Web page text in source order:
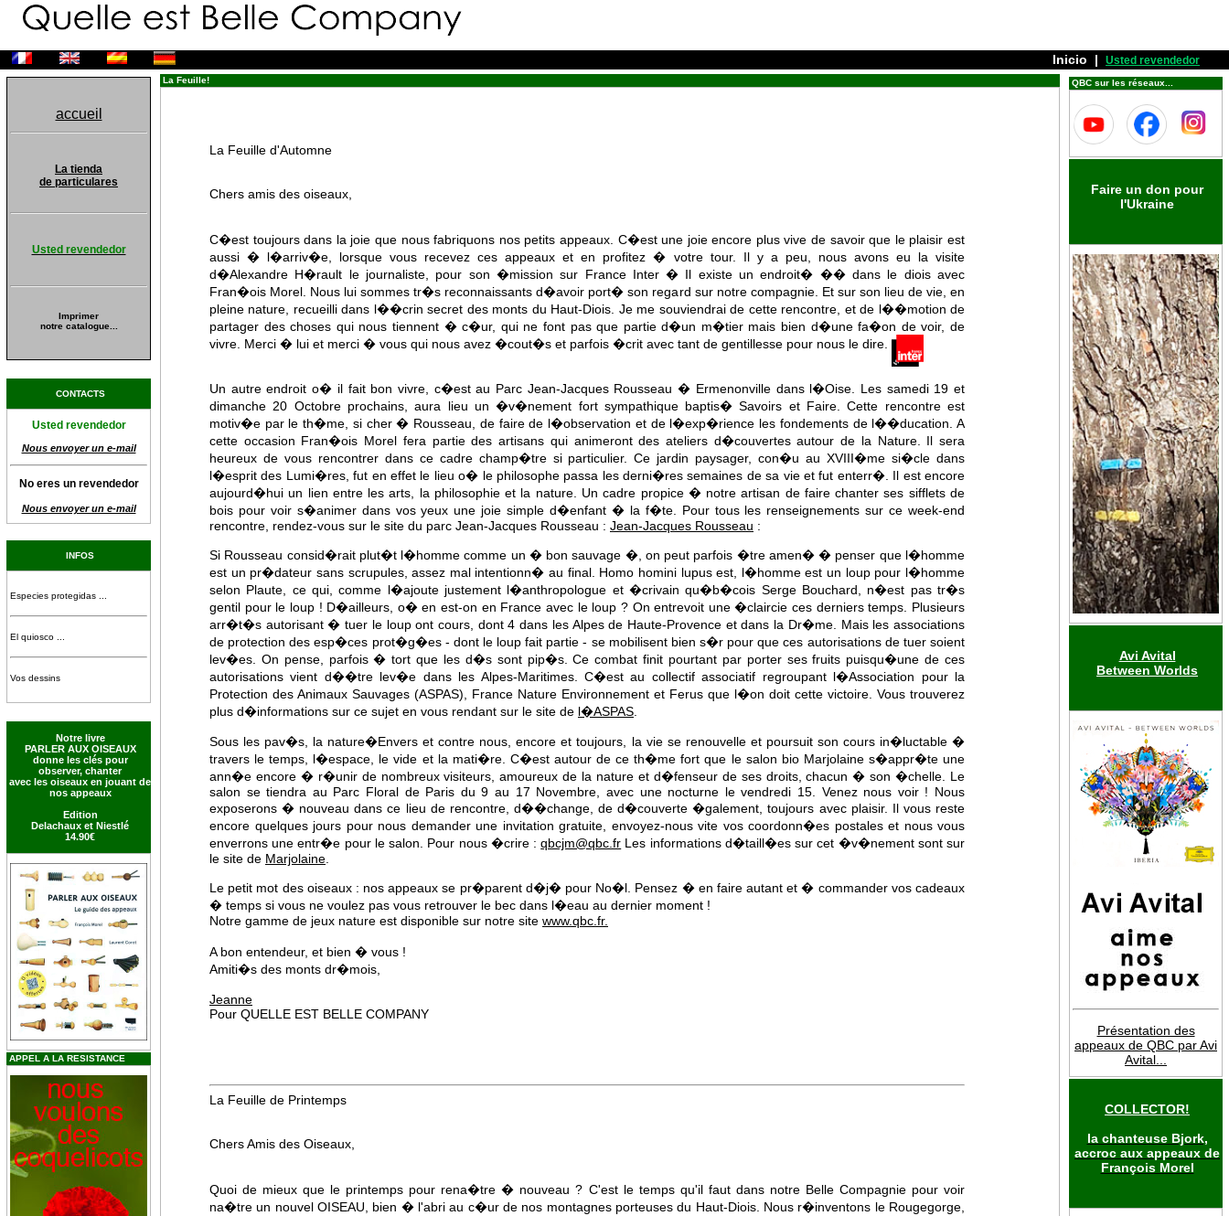
Inicio | Usted revendedor
accueil
La tienda
de particulares
Usted revendedor
Imprimer
notre catalogue...
CONTACTS
Usted revendedor
Nous envoyer un e-mail
No eres un revendedor
Nous envoyer un e-mail
INFOS
Especies protegidas ...
El quiosco ...
Vos dessins
Notre livre
PARLER AUX OISEAUX
donne les clés pour
observer, chanter
avec les oiseaux en jouant de
nos appeaux
Edition
Delachaux et Niestlé
14.90€
APPEL A LA RESISTANCE
La Feuille!
La Feuille d'Automne
Chers amis des oiseaux,
C�est toujours dans la joie que nous fabriquons nos petits appeaux. C�est une joie encore plus vive de savoir que le plaisir est
aussi � l�arriv�e, lorsque vous recevez ces appeaux et en profitez � votre tour. Il y a peu, nous avons eu la visite
d�Alexandre H�rault le journaliste, pour son �mission sur France Inter � Il existe un endroit� �� dans le diois avec
Fran�ois Morel. Nous lui sommes tr�s reconnaissants d�avoir port� son regard sur notre compagnie. Et sur son lieu de vie, en
pleine nature, recueilli dans l��crin secret des monts du Haut-Diois. Je me souviendrai de cette rencontre, et de l��motion de
partager des choses qui nous tiennent � c�ur, qui ne font pas que partie d�un m�tier mais bien d�une fa�on de voir, de
vivre. Merci � lui et merci � vous qui nous avez �cout�s et parfois �crit avec tant de gentillesse pour nous le dire.
Un autre endroit o� il fait bon vivre, c�est au Parc Jean-Jacques Rousseau � Ermenonville dans l�Oise. Les samedi 19 et
dimanche 20 Octobre prochains, aura lieu un �v�nement fort sympathique baptis� Savoirs et Faire. Cette rencontre est
motiv�e par le th�me, si cher � Rousseau, de faire de l�observation et de l�exp�rience les fondements de l��ducation. A
cette occasion Fran�ois Morel fera partie des artisans qui animeront des ateliers d�couvertes autour de la Nature. Il sera
heureux de vous rencontrer dans ce cadre champ�tre si particulier. Ce jardin paysager, con�u au XVIII�me si�cle dans
l�esprit des Lumi�res, fut en effet le lieu o� le philosophe passa les derni�res semaines de sa vie et fut enterr�. Il est encore
aujourd�hui un lien entre les arts, la philosophie et la nature. Un cadre propice � notre artisan de faire chanter ses sifflets de
bois pour voir s�animer dans vos yeux une joie simple d�enfant � la f�te. Pour tous les renseignements sur ce week-end
rencontre, rendez-vous sur le site du parc Jean-Jacques Rousseau : Jean-Jacques Rousseau :
Si Rousseau consid�rait plut�t l�homme comme un � bon sauvage �, on peut parfois �tre amen� � penser que l�homme
est un pr�dateur sans scrupules, assez mal intentionn� au final. Homo homini lupus est, l�homme est un loup pour l�homme
selon Plaute, ce qui, comme l�ajoute justement l�anthropologue et �crivain qu�b�cois Serge Bouchard, n�est pas tr�s
gentil pour le loup ! D�ailleurs, o� en est-on en France avec le loup ? On entrevoit une �claircie ces derniers temps. Plusieurs
arr�t�s autorisant � tuer le loup ont cours, dont 4 dans les Alpes de Haute-Provence et dans la Dr�me. Mais les associations
de protection des esp�ces prot�g�es - dont le loup fait partie - se mobilisent bien s�r pour que ces autorisations de tuer soient
lev�es. On pense, parfois � tort que les d�s sont pip�s. Ce combat finit pourtant par porter ses fruits puisqu�une de ces
autorisations vient d��tre lev�e dans les Alpes-Maritimes. C�est au collectif associatif regroupant l�Association pour la
Protection des Animaux Sauvages (ASPAS), France Nature Environnement et Ferus que l�on doit cette victoire. Vous trouverez
plus d�informations sur ce sujet en vous rendant sur le site de l�ASPAS
Sous les pav�s, la nature�Envers et contre nous, encore et toujours, la vie se renouvelle et poursuit son cours in�luctable �
travers le temps, l�espace, le vide et la mati�re. C�est autour de ce th�me fort que le salon bio Marjolaine s�appr�te une
ann�e encore � r�unir de nombreux visiteurs, amoureux de la nature et d�fenseur de ses droits, chacun � son �chelle. Le
salon se tiendra au Parc Floral de Paris du 9 au 17 Novembre, avec une nocturne le vendredi 15. Venez nous voir ! Nous
exposerons � nouveau dans ce lieu de rencontre, d��change, de d�couverte �galement, toujours avec plaisir. Il vous reste
encore quelques jours pour nous demander une invitation gratuite, envoyez-nous vite vos coordonn�es postales et nous vous
enverrons une entr�e pour le salon. Pour nous �crire :qbcjm@qbc.fr Les informations d�taill�es sur cet �v�nement sont sur
le site de Marjolaine
Le petit mot des oiseaux : nos appeaux se pr�parent d�j� pour No�l. Pensez � en faire autant et � commander vos cadeaux
� temps si vous ne voulez pas vous retrouver le bec dans l�eau au dernier moment !
Notre gamme de jeux nature est disponible sur notre site www.qbc.fr.
A bon entendeur, et bien � vous !
Amiti�s des monts dr�mois,
Jeanne
Pour QUELLE EST BELLE COMPANY
La Feuille de Printemps
Chers Amis des Oiseaux,
Quoi de mieux que le printemps pour rena�tre � nouveau ? C'est le temps qu'il faut dans notre Belle Compagnie pour voir
na�tre un nouvel OISEAU, bien � l'abri au c�ur de nos montagnes porteuses du Haut-Diois. Nous r�inventons le Rougegorge,
QBC sur les réseaux...
Faire un don pour
l'Ukraine
Avi Avital
Between Worlds
Présentation des
appeaux de QBC par Avi
Avital...
COLLECTOR!
la chanteuse Bjork,
accroc aux appeaux de
François Morel